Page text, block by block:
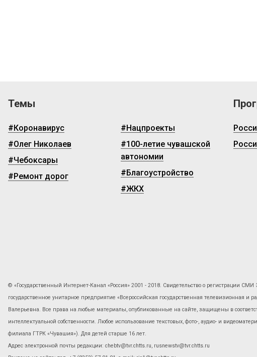
Темы
#Коронавирус
#Олег Николаев
#Чебоксары
#Ремонт дорог
#Нацпроекты
#100-летие чувашской
автономии
#Благоустройство
#ЖКХ
© «Государственный Интернет-Канал «Россия» 2001 - 2018. Свидетельство о регистрации
государственное унитарное предприятие «Всероссийская государственная телевизионная
Валерьевна. Все права на любые материалы, опубликованные на сайте, защищены в
интеллектуальной собственности. Любое использование текстовых, фото-, аудио- и
филиала ГТРК «Чувашия»). Для детей старше 16 лет.
Адрес электронной почты редакции: chebtv@tvr.chtts.ru, rusnewstv@tvr.chtts.ru